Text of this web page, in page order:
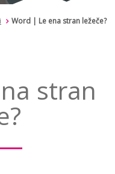
Word | Le ena stran ležeče?
stran